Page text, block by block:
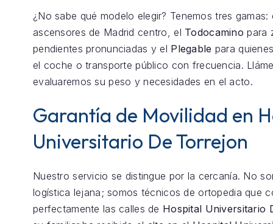
¿No sabe qué modelo elegir? Tenemos tres
ascensores de Madrid centro, el Todocamino para
pendientes pronunciadas y el Plegable para
el coche o transporte público con frecuencia.
evaluaremos su peso y necesidades en el acto.
Garantía de Movilidad en
Universitario De Torrejon
Nuestro servicio se distingue por la cercanía. No
logística lejana; somos técnicos de ortopedia que
perfectamente las calles de Hospital Universitario